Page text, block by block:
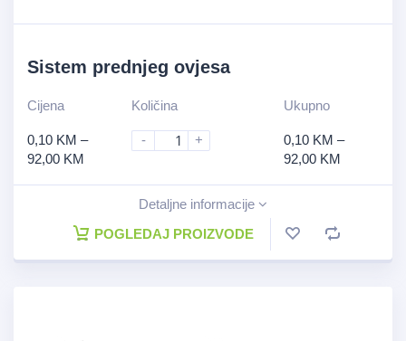
Sistem prednjeg ovjesa
Cijena
0,10 KM –
92,00 KM
Količina
- +
Ukupno
0,10 KM –
92,00 KM
Detaljne informacije
POGLEDAJ PROIZVODE